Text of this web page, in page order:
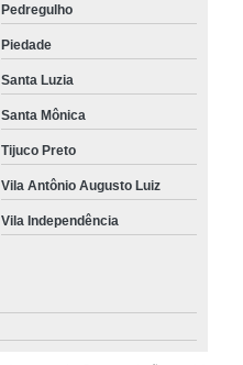
Pedregulho
Piedade
Santa Luzia
Santa Mônica
Tijuco Preto
Vila Antônio Augusto Luiz
Vila Independência